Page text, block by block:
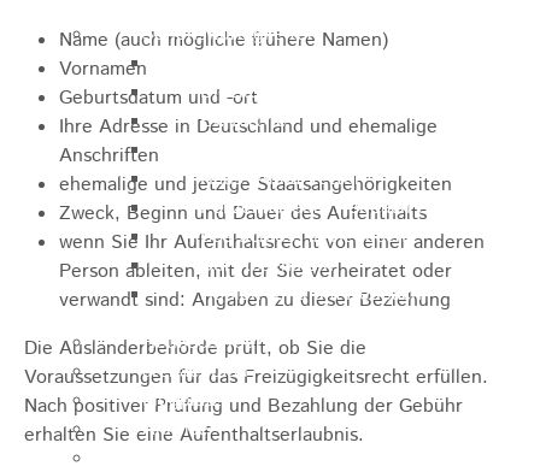
Sehenswürdigkeiten
Blockturm
Ev. Kirche
Haus "Anna Vetter"
Polizeimuseum Heubach e.V.
Das Schloss in Heubach
Der Rosenstein
Höhlen rund um Heubach
Heubach Tour
archaeopfad
Flugplatz
Anreise
Name (auch mögliche frühere Namen)
Vornamen
Geburtsdatum und -ort
Ihre Adresse in Deutschland und ehemalige
Anschriften
ehemalige und jetzige Staatsangehörigkeiten
Zweck, Beginn und Dauer des Aufenthalts
wenn Sie Ihr Aufenthaltsrecht von einer anderen
Person ableiten, mit der Sie verheiratet oder
verwandt sind: Angaben zu dieser Beziehung
Die Ausländerbehörde prüft, ob Sie die
Voraussetzungen für das Freizügigkeitsrecht erfüllen.
Nach positiver Prüfung und Bezahlung der Gebühr
erhalten Sie eine Aufenthaltserlaubnis.